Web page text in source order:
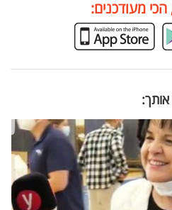
הכי מעודכנים:
אותך: